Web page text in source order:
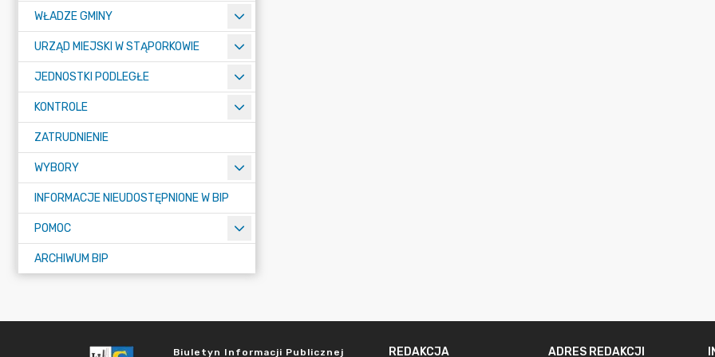
WŁADZE GMINY
URZĄD MIEJSKI W STĄPORKOWIE
JEDNOSTKI PODLEGŁE
KONTROLE
ZATRUDNIENIE
WYBORY
INFORMACJE NIEUDOSTĘPNIONE W BIP
POMOC
ARCHIWUM BIP
Biuletyn Informacji Publicznej REDAKCJA ADRES REDAKCJI